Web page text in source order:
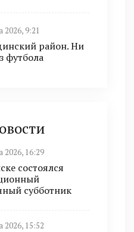
2026, 9:21
район. Ни
футбола
2026, 16:29
состоялся
субботник
2026, 15:52